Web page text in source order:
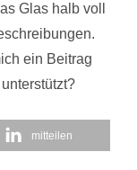
Glas halb voll
ein Beitrag
mitteilen